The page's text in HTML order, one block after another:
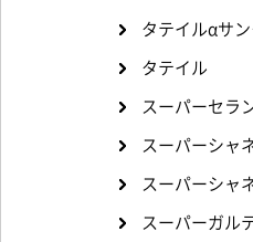
タテイルαサ
タテイル
スーパーセラ
スーパーシャ
スーパーシャ
スーパーガル